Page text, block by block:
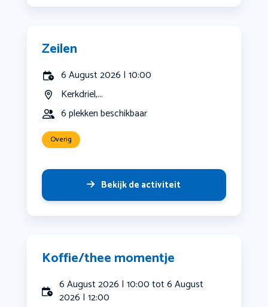
Zeilen
6 August 2026 | 10:00
Kerkdriel,...
6 plekken beschikbaar
Overig
Bekijk de activiteit
Koffie/thee momentje
6 August 2026 | 10:00 tot 6 August
2026 | 12:00